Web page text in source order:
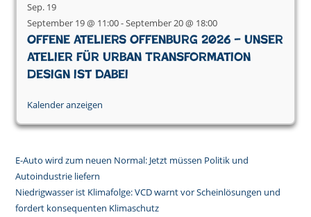
Sep. 19
September 19 @ 11:00-September 20 @ 18:00
Offene Ateliers Offenburg 2026 – Unser
Atelier für Urban Transformation
Design ist dabei
Kalender anzeigen
E-Auto wird zum neuen Normal: Jetzt müssen Politik und
Autoindustrie liefern
Niedrigwasser ist Klimafolge: VCD warnt vor Scheinlösungen und
fordert konsequenten Klimaschutz